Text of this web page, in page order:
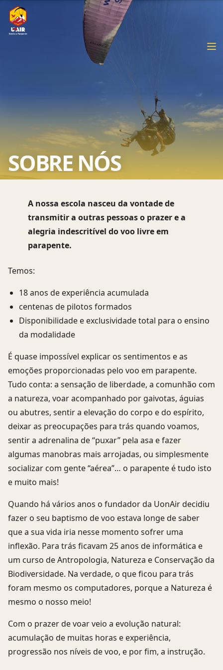
SOBRE NÓS
A nossa escola nasceu da vontade de
transmitir a outras pessoas o prazer e a
alegria indescritível do voo livre em
parapente.
Temos:
18 anos de experiência acumulada
centenas de pilotos formados
Disponibilidade e exclusividade total para o ensino
da modalidade
É quase impossível explicar os sentimentos e as
emoções proporcionadas pelo voo em parapente.
Tudo conta: a sensação de liberdade, a comunhão com
a natureza, voar acompanhado por gaivotas, águias
ou abutres, sentir a elevação do corpo e do espírito,
deixar as preocupações para trás quando voamos,
sentir a adrenalina de “puxar” pela asa e fazer
algumas manobras mais arrojadas, ou simplesmente
socializar com gente “aérea”… o parapente é tudo isto
e muito mais!
Quando há vários anos o fundador da UonAir decidiu
fazer o seu baptismo de voo estava longe de saber
que a sua vida iria nesse momento sofrer uma
inflexão. Para trás ficavam 25 anos de informática e
um curso de Antropologia, Natureza e Conservação da
Biodiversidade. Na verdade, o que ficou para trás
foram mesmo os computadores, porque a Natureza é
mesmo o nosso meio!
Com o prazer de voar veio a evolução natural:
acumulação de muitas horas e experiência,
progressão nos níveis de voo, e por fim, a instrução.